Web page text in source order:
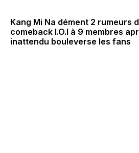
Kang Mi Na dément 2 rumeurs
comeback I.O.I à 9 membres
inattendu bouleverse les fans